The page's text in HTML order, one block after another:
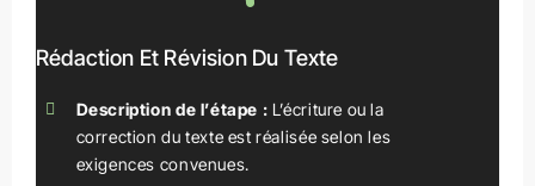
Rédaction Et Révision Du Texte
Description de l’étape : L’écriture ou la
correction du texte est réalisée selon les
exigences convenues.